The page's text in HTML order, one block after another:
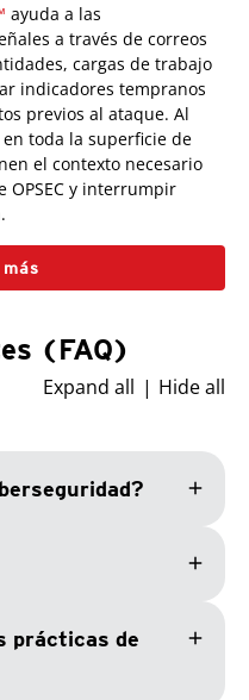
ayuda a las
a través de correos
cargas de trabajo
indicadores tempranos
previos al ataque. Al
toda la superficie de
el contexto necesario
OPSEC y interrumpir
(FAQ)
Expand all Hide all
add
add
prácticas de
add